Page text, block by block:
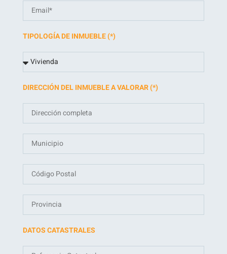
TIPOLOGÍA DE INMUEBLE (*)
DIRECCIÓN DEL INMUEBLE A VALORAR (*)
DATOS CATASTRALES